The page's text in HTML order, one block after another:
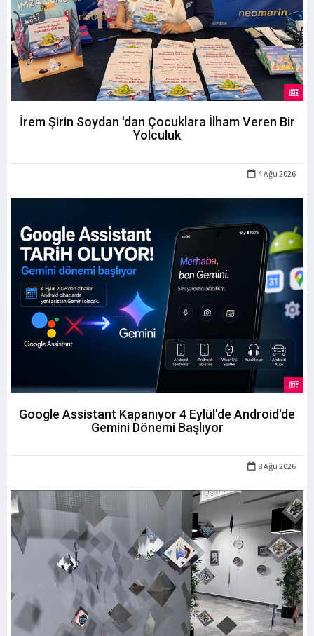
İrem Şirin Soydan 'dan Çocuklara İlham Veren Bir
Yolculuk
4 Ağu 2026
Google Assistant Kapanıyor 4 Eylül'de Android'de
Gemini Dönemi Başlıyor
8 Ağu 2026